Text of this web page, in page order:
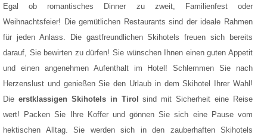
Egal ob romantisches Dinner zu zweit, Familienfest oder
Weihnachtsfeier! Die gemütlichen Restaurants sind der ideale Rahmen
für jeden Anlass. Die gastfreundlichen Skihotels freuen sich bereits
darauf, Sie bewirten zu dürfen! Sie wünschen Ihnen einen guten Appetit
und einen angenehmen Aufenthalt im Hotel! Schlemmen Sie nach
Herzenslust und genießen Sie den Urlaub in dem Skihotel Ihrer Wahl!
Die erstklassigen Skihotels in Tirol
sind mit Sicherheit eine Reise
wert! Packen Sie Ihre Koffer und gönnen Sie sich eine Pause vom
hektischen Alltag. Sie werden sich in den zauberhaften Skihotels